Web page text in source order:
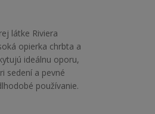
látke Riviera
opierka chrbta a
ideálnu oporu,
sedení a pevné
používanie.